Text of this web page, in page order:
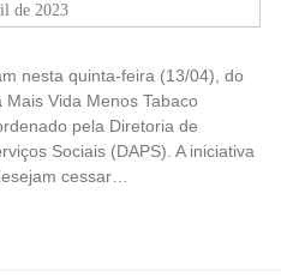
de 2023
nesta quinta-feira (13/04), do
Vida Menos Tabaco
pela Diretoria de
Sociais (DAPS). A iniciativa
cessar…